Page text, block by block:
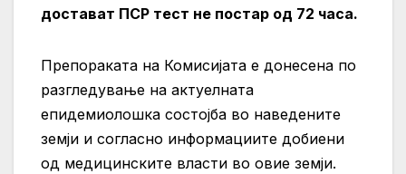
достават ПСР тест не постар од 72 часа.
Препораката на Комисијата е донесена по
разгледување на актуелната
епидемиолошка состојба во наведените
земји и согласно информациите добиени
од медицинските власти во овие земји.